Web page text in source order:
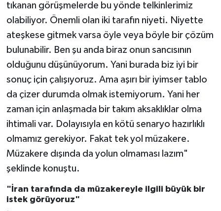
tıkanan görüşmelerde bu yönde telkinlerimiz
olabiliyor. Önemli olan iki tarafın niyeti. Niyette
ateşkese gitmek varsa öyle veya böyle bir çözüm
bulunabilir. Ben şu anda biraz onun sancısının
olduğunu düşünüyorum. Yani burada biz iyi bir
sonuç için çalışıyoruz. Ama aşırı bir iyimser tablo
da çizer durumda olmak istemiyorum. Yani her
zaman için anlaşmada bir takım aksaklıklar olma
ihtimali var. Dolayısıyla en kötü senaryo hazırlıklı
olmamız gerekiyor. Fakat tek yol müzakere.
Müzakere dışında da yolun olmaması lazım"
şeklinde konuştu.
"İran tarafında da müzakereyle ilgili büyük bir
istek görüyoruz"